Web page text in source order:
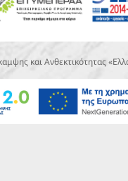
και Ανθεκτικότητας